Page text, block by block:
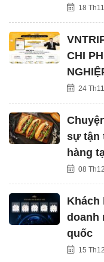
18
CHI
24
sự tận
hàng
08
Khách
doanh
quốc
15